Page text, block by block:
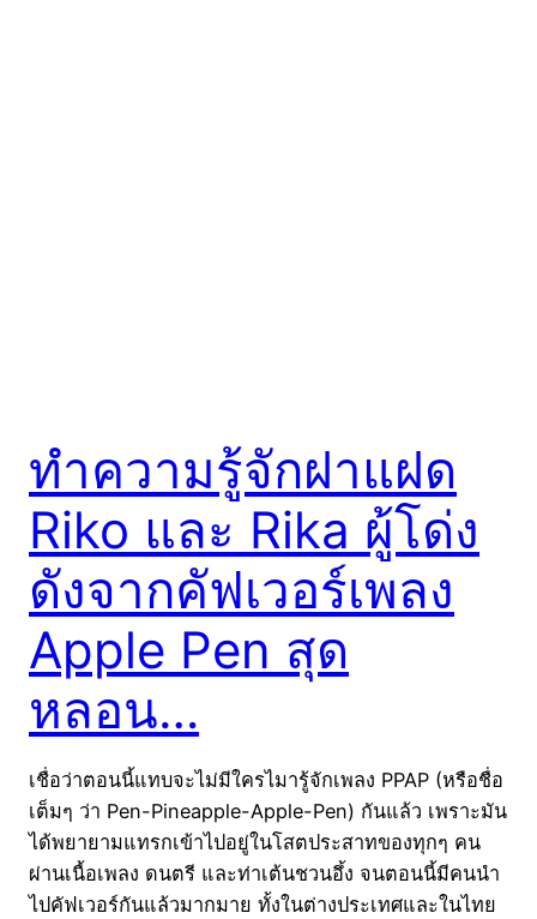
ทำความรู้จักฝาแฝด
Riko และ Rika ผู้โด่ง
ดังจากคัฟเวอร์เพลง
Apple Pen สุด
หลอน…
เชื่อว่าตอนนี้แทบจะไม่มีใครไมารู้จักเพลง PPAP (หรือชื่อ
เต็มๆ ว่า Pen-Pineapple-Apple-Pen) กันแล้ว เพราะมัน
ได้พยายามแทรกเข้าไปอยู่ในโสตประสาทของทุกๆ คน
ผ่านเนื้อเพลง ดนตรี และท่าเต้นชวนอึ้ง จนตอนนี้มีคนนำ
ไปคัฟเวอร์กันแล้วมากมาย ทั้งในต่างประเทศและในไทย